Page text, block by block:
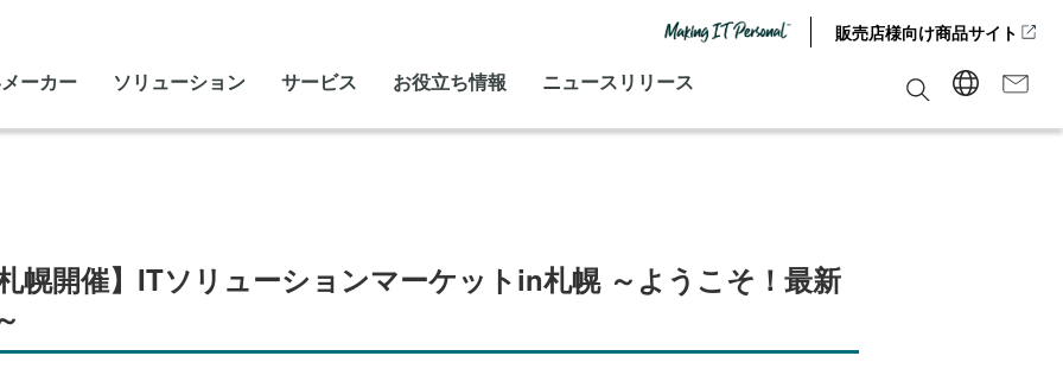
販売店様向け商品サイト
ーカー ソリューション サービス お役立ち情報 ニュースリリース
幌開催】ITソリューションマーケットin札幌 ～ようこそ！最新